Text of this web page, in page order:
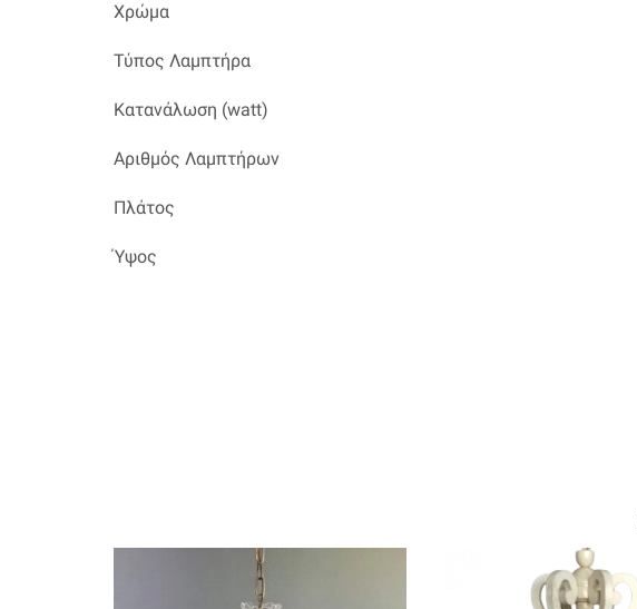
Χρώμα
Τύπος Λαμπτήρα
Κατανάλωση (watt)
Αριθμός Λαμπτήρων
Πλάτος
Ύψος